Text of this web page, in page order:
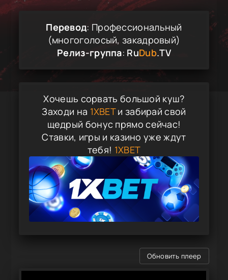
Обновить плеер
Перевод: Профессиональный
(многоголосый, закадровый)
Релиз-группа: RuDub.TV
Хочешь сорвать большой куш?
Заходи на 1XBETи забирай свой
щедрый бонус прямо сейчас!
Ставки, игры и казино уже ждут
тебя! 1XBET